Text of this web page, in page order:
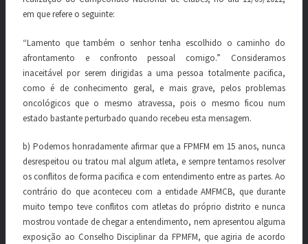
em que refere o seguinte:
“Lamento que também o senhor tenha escolhido o caminho do
afrontamento e confronto pessoal comigo.” Consideramos
inaceitável por serem dirigidas a uma pessoa totalmente pacifica,
como é de conhecimento geral, e mais grave, pelos problemas
oncológicos que o mesmo atravessa, pois o mesmo ficou num
estado bastante perturbado quando recebeu esta mensagem.
b) Podemos honradamente afirmar que a FPMFM em 15 anos, nunca
desrespeitou ou tratou mal algum atleta, e sempre tentamos resolver
os conflitos de forma pacifica e com entendimento entre as partes. Ao
contrário do que aconteceu com a entidade AMFMCB, que durante
muito tempo teve conflitos com atletas do próprio distrito e nunca
mostrou vontade de chegar a entendimento, nem apresentou alguma
exposição ao Conselho Disciplinar da FPMFM, que agiria de acordo